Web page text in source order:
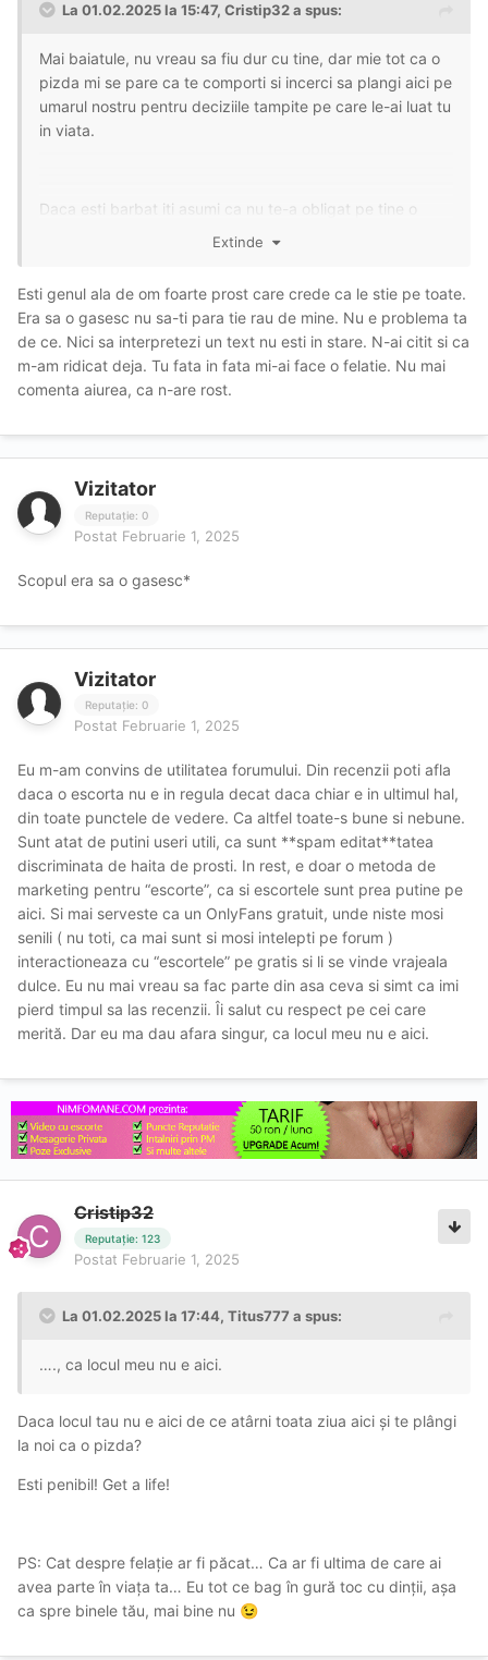
La 01.02.2025 la 15:47, Cristip32a spus:
Mai baiatule, nu vreau sa fiu dur cu tine, dar mie tot ca o
pizda mi se pare ca te comporti si incerci sa plangi aici pe
umarul nostru pentru deciziile tampite pe care le-ai luat tu
in viata.
Daca esti barbat iti asumi ca nu te-a obligat pe tine o
prostituata sa-ti parasesti prietena gravida si sa te lasi de
cauti ca sa ce? Ce vrei sa-i faci? Sa-ti versi depresiile din
nou pe ea si s-o invinuiesti pentru esecurile tale? Faptul
ca ai intrat in depresii denota ca esti un om slab care a
avut prea multi bani si timp liber.
Imi permit sa-ti dau un sfat prietenesc si gratuit.. Aduna-
te si pune-ti singur viata in ordine, ca doar de tine
depinde si nu te mai plange aici la noi ca o pizda ca esti
constient ca nu-i pasa nimanui de prblemele tale... Le
PS: Eu am un viciu de care sunt foarte constient si mi-l
asum si niciodata n-am considerat ca e vinovata o
prostituata pentru esecurile mele in viata. Merg din cand
in cand la ele, in momentele de singuratate, ca sa ma
echilibrez si sa n-o iau razna, dar in rest viata mea e la
banii si nici nu-mi bag picioarele in cariera in prieteni sau
in familie pentru ele..
Extinde
Esti genul ala de om foarte prost care crede ca le stie pe toate.
Era sa o gasesc nu sa-ti para tie rau de mine. Nu e problema ta
de ce. Nici sa interpretezi un text nu esti in stare. N-ai citit si ca
m-am ridicat deja. Tu fata in fata mi-ai face o felatie. Nu mai
comenta aiurea, ca n-are rost.
Vizitator
Reputație: 0
Postat Februarie 1, 2025
Scopul era sa o gasesc*
Vizitator
Reputație: 0
Postat Februarie 1, 2025
Eu m-am convins de utilitatea forumului. Din recenzii poti afla
daca o escorta nu e in regula decat daca chiar e in ultimul hal,
din toate punctele de vedere. Ca altfel toate-s bune si nebune.
Sunt atat de putini useri utili, ca sunt **spam editat**tatea
discriminata de haita de prosti. In rest, e doar o metoda de
marketing pentru “escorte”, ca si escortele sunt prea putine pe
aici. Si mai serveste ca un OnlyFans gratuit, unde niste mosi
senili ( nu toti, ca mai sunt si mosi intelepti pe forum )
interactioneaza cu “escortele” pe gratis si li se vinde vrajeala
dulce. Eu nu mai vreau sa fac parte din asa ceva si simt ca imi
pierd timpul sa las recenzii. Îi salut cu respect pe cei care
merită. Dar eu ma dau afara singur, ca locul meu nu e aici.
Cristip32
Reputație: 123
Postat Februarie 1, 2025
La 01.02.2025 la 17:44, Titus777 a spus:
…., ca locul meu nu e aici.
Daca locul tau nu e aici de ce atârni toata ziua aici și te plângi
la noi ca o pizda?
Esti penibil! Get a life!
PS: Cat despre felație ar fi păcat… Ca ar fi ultima de care ai
avea parte în viața ta… Eu tot ce bag în gură toc cu dinții, așa
ca spre binele tău, mai bine nu 😉